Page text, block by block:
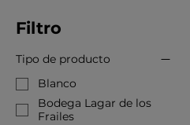
Filtro
Tipo de producto
Blanco
Bodega Lagar de los
Frailes